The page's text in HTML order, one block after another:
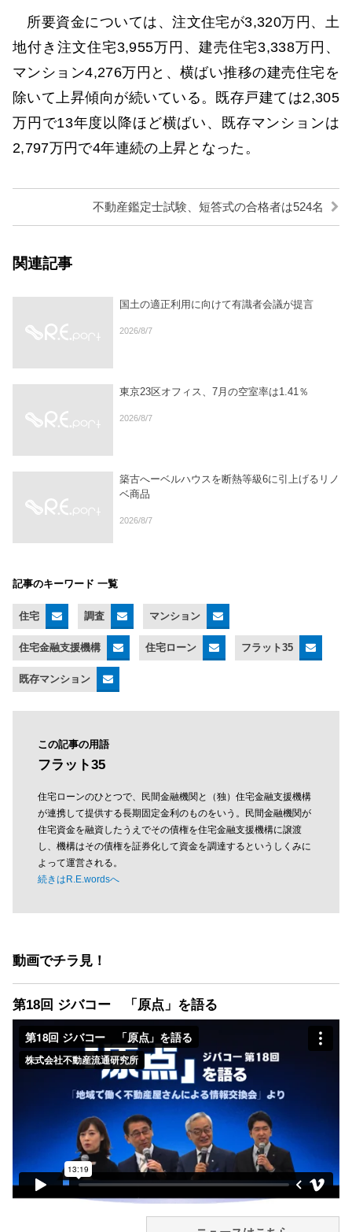
所要資金については、注文住宅が3,320万円、土
地付き注文住宅3,955万円、建売住宅3,338万円、
マンション4,276万円と、横ばい推移の建売住宅を
除いて上昇傾向が続いている。既存戸建ては2,305
万円で13年度以降ほど横ばい、既存マンションは
2,797万円で4年連続の上昇となった。
不動産鑑定士試験、短答式の合格者は524名
関連記事
国土の適正利用に向けて有識者会議が提言
2026/8/7
東京23区オフィス、7月の空室率は1.41％
2026/8/7
築古へーベルハウスを断熱等級6に引上げるリノ
ベ商品
2026/8/7
記事のキーワード 一覧
住宅 調査 マンション
住宅金融支援機構 住宅ローン フラット35
既存マンション
この記事の用語
フラット35
住宅ローンのひとつで、民間金融機関と（独）住宅金融支援機構
が連携して提供する長期固定金利のものをいう。民間金融機関が
住宅資金を融資したうえでその債権を住宅金融支援機構に譲渡
し、機構はその債権を証券化して資金を調達するというしくみに
よって運営される。
続きはR.E.wordsへ
動画でチラ見！
第18回 ジバコー 「原点」を語る